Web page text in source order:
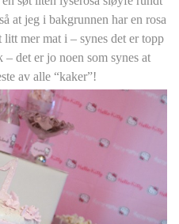
at jeg i bakgrunnen har en rosa
litt mer mat i – synes det er topp
– det er jo noen som synes at
av alle “kaker”!